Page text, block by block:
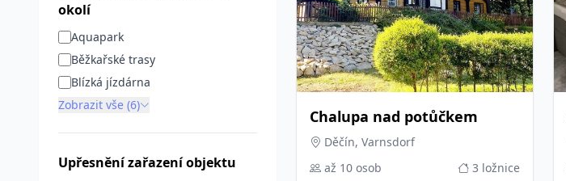
okolí
Aquapark
Běžkařské trasy
Blízká jízdárna
Zobrazit vše (6)
Upřesnění zařazení objektu
Chalupa nad potůčkem
Děčín, Varnsdorf
až 10 osob
3 ložnice